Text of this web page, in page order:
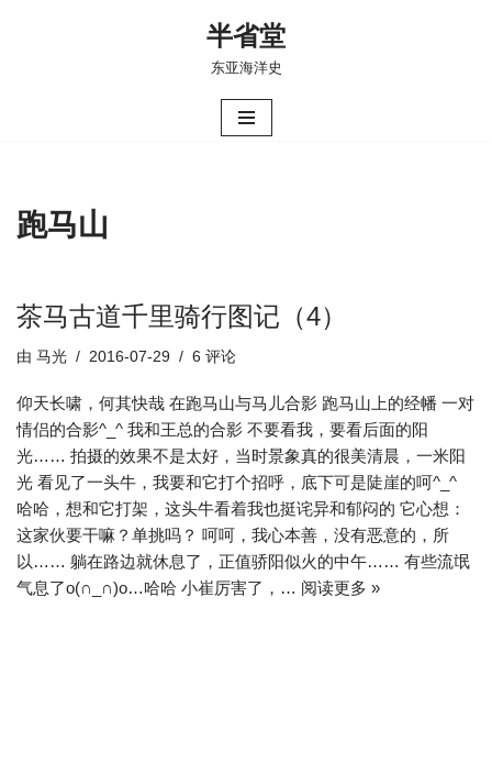
半省堂
东亚海洋史
跑马山
茶马古道千里骑行图记（4）
由 马光 2016-07-29 6 评论
仰天长啸，何其快哉 在跑马山与马儿合影 跑马山上的经幡 一对
情侣的合影^_^ 我和王总的合影 不要看我，要看后面的阳
光…… 拍摄的效果不是太好，当时景象真的很美清晨，一米阳
光 看见了一头牛，我要和它打个招呼，底下可是陡崖的呵^_^
哈哈，想和它打架，这头牛看着我也挺诧异和郁闷的 它心想：
这家伙要干嘛？单挑吗？ 呵呵，我心本善，没有恶意的，所
以…… 躺在路边就休息了，正值骄阳似火的中午…… 有些流氓
气息了o(∩_∩)o…哈哈 小崔厉害了，… 阅读更多 »